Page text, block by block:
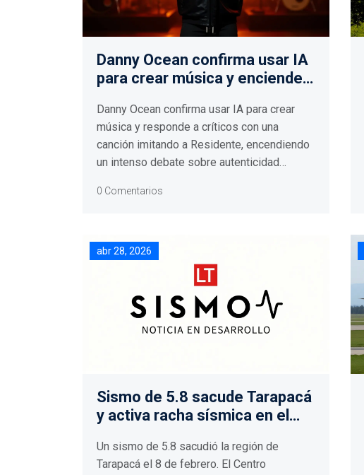
Danny Ocean confirma usar IA
para crear música y enciende
Danny Ocean confirma usar IA para crear
música y responde a críticos con una
canción imitando a Residente, encendiendo
un intenso debate sobre autenticidad
0 Comentarios
abr 28, 2026
Sismo de 5.8 sacude Tarapacá
y activa racha sísmica en el
Un sismo de 5.8 sacudió la región de
Tarapacá el 8 de febrero. El Centro